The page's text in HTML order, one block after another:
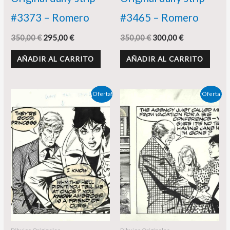
#3373 – Romero
350,00€ 295,00€
AÑADIR AL CARRITO
#3465 – Romero
350,00€ 300,00€
AÑADIR AL CARRITO
¡Oferta!
El
precio
original
era:
350,00 €.
precio
actual
es:
325,00 €.
¡Oferta!
original
era:
350,00 €.
precio
actual
es:
340,00 €.